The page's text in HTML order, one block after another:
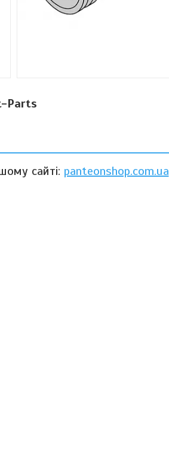
Parts
сайті: panteonshop.com.ua